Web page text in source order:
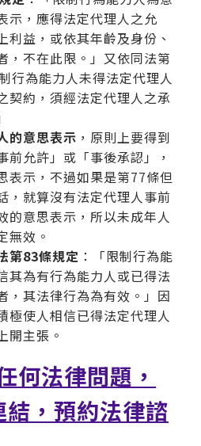
示，應得法定代理人之允
利益，或依其年齡及身份、
，不在此限。」又依同法第
行為能力人未得法定代理人
契約，須經法定代理人之承
的意思表示 ，原則上要得到
前允許」或「事後承認」，
表示，不過如果是第77條但
，就算沒有法定代理人事前
的意思表示，所以未成年人
無效。
第83條規定 ：「限制行為能
其為有行為能力人或已得法
，其法律行為為有效。」因
極使人相信已得法定代理人
開主張。
何法律問題，
，預約法律諮